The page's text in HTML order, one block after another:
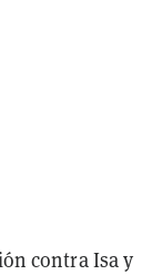
contra Isa y